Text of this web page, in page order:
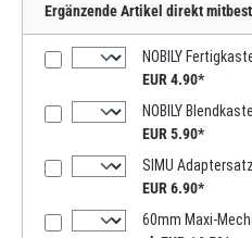
Ergänzende Artikel direkt
EUR 4.90*
NOBILY
EUR 5.90*
SIMU
EUR 6.90*